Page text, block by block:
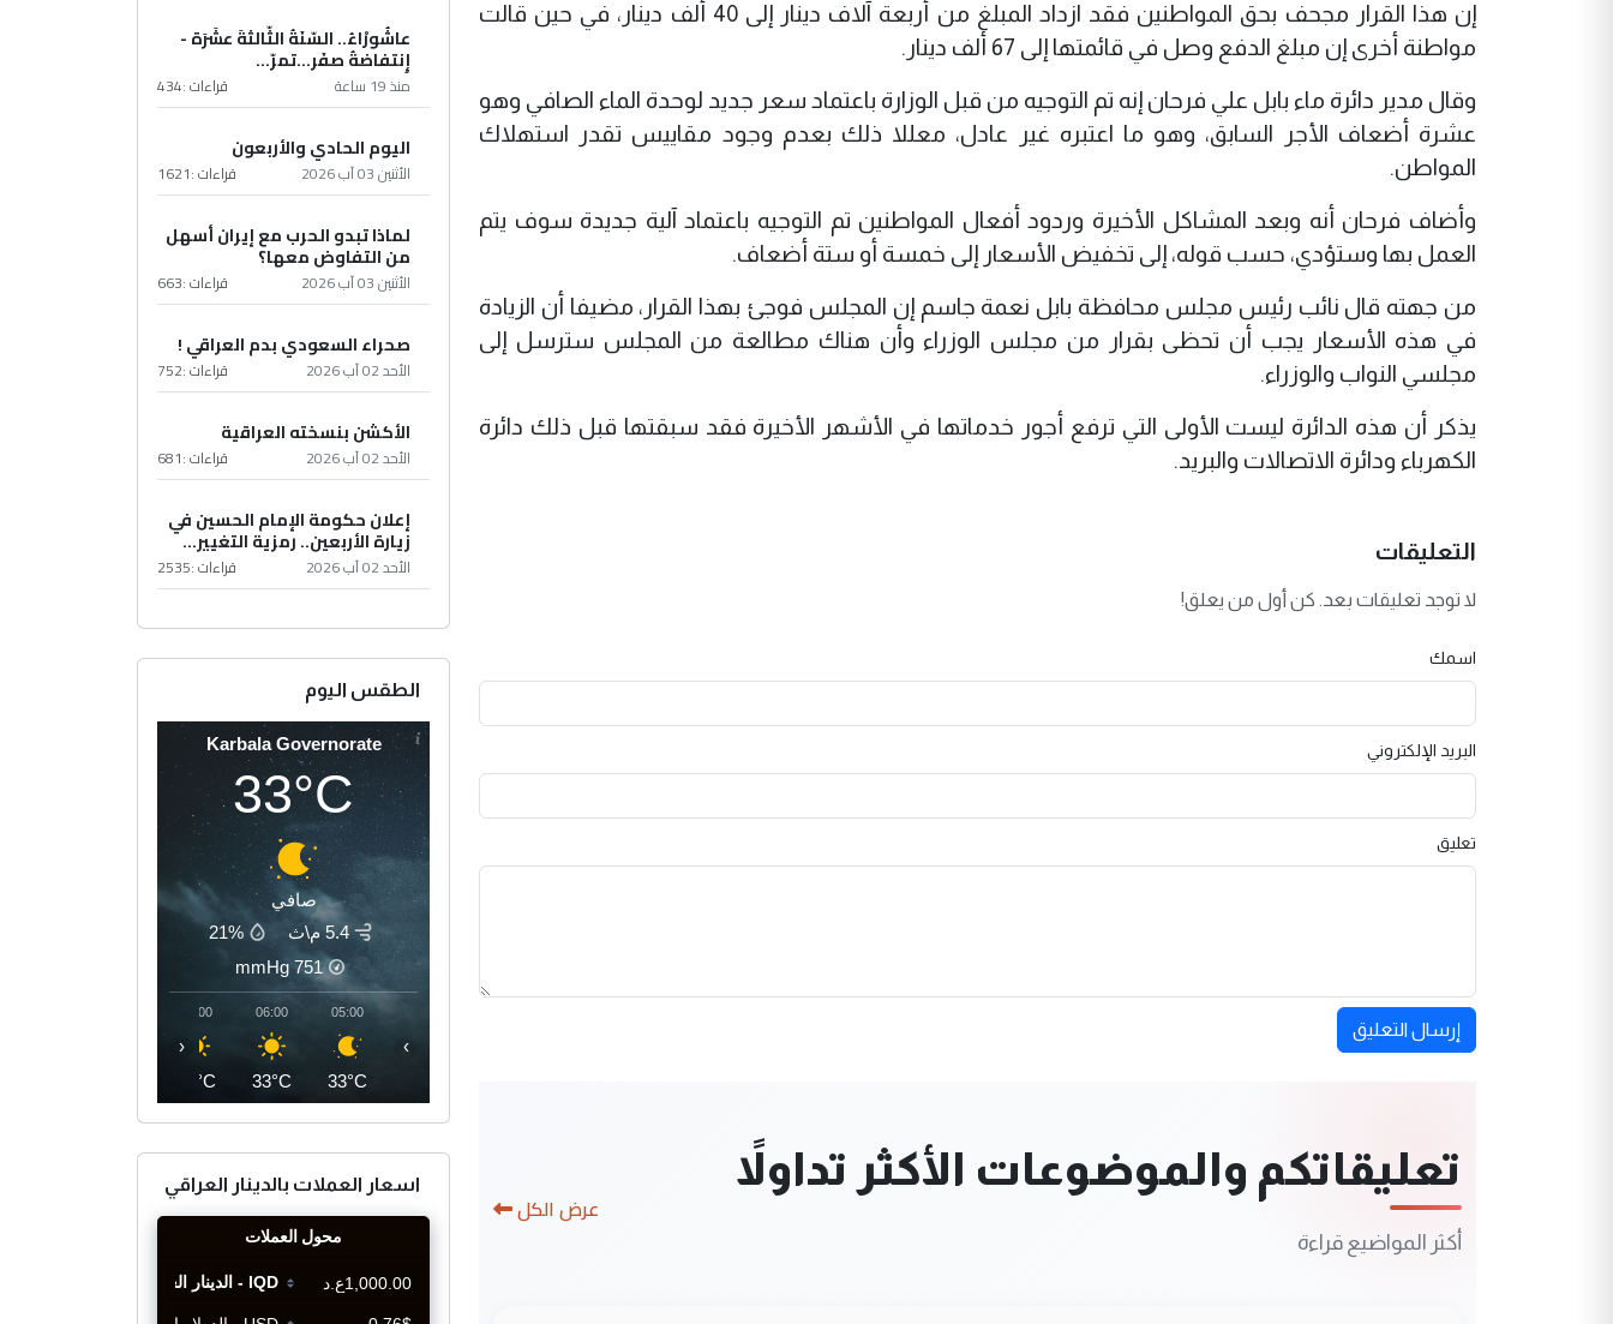
إن هذا القرار مجحف بحق المواطنين فقد ازداد المبلغ من أربعة آلاف دينار إلى 40 ألف دينار، في حين قالت
مواطنة أخرى إن مبلغ الدفع وصل في قائمتها إلى 67 ألف دينار.
وقال مدير دائرة ماء بابل علي فرحان إنه تم التوجيه من قبل الوزارة باعتماد سعر جديد لوحدة الماء الصافي وهو
عشرة أضعاف الأجر السابق، وهو ما اعتبره غير عادل، معللا ذلك بعدم وجود مقاييس تقدر استهلاك
المواطن.
وأضاف فرحان أنه وبعد المشاكل الأخيرة وردود أفعال المواطنين تم التوجيه باعتماد آلية جديدة سوف يتم
العمل بها وستؤدي، حسب قوله، إلى تخفيض الأسعار إلى خمسة أو ستة أضعاف.
من جهته قال نائب رئيس مجلس محافظة بابل نعمة جاسم إن المجلس فوجئ بهذا القرار، مضيفا أن الزيادة
في هذه الأسعار يجب أن تحظى بقرار من مجلس الوزراء وأن هناك مطالعة من المجلس سترسل إلى
مجلسي النواب والوزراء.
يذكر أن هذه الدائرة ليست الأولى التي ترفع أجور خدماتها في الأشهر الأخيرة فقد سبقتها قبل ذلك دائرة
الكهرباء ودائرة الاتصالات والبريد.
التعليقات
لا توجد تعليقات بعد. كن أول من يعلق!
اسمك
البريد الإلكتروني
تعليق
إرسال التعليق
تعليقاتكم والموضوعات الأكثر تداولاً
أكثر المواضيع قراءة
عرض الكل
عاشُورْاءُ.. السّنَةُ الثّالثةَ عشَرَة -
إِنتفاضةُ صفَر…تمرّ...
منذ 19 ساعة قراءات :434
اليوم الحادي والأربعون
الأثنين 03 آب 2026 قراءات :1621
لماذا تبدو الحرب مع إيران أسهل
من التفاوض معها؟
الأثنين 03 آب 2026 قراءات :663
صحراء السعودي بدم العراقي !
الأحد 02 آب 2026 قراءات :752
الأكشن بنسخته العراقية
الأحد 02 آب 2026 قراءات :681
إعلان حكومة الإمام الحسين في
زيارة الأربعين.. رمزية التغيير...
الأحد 02 آب 2026 قراءات :2535
الطقس اليوم
Karbala Governorate
33°C
صافي
5.4 م\ث
21%
751
mmHg
05:00
33°C
06:00
33°C
07:00
34°C
‹ ›
اسعار العملات بالدينار العراقي